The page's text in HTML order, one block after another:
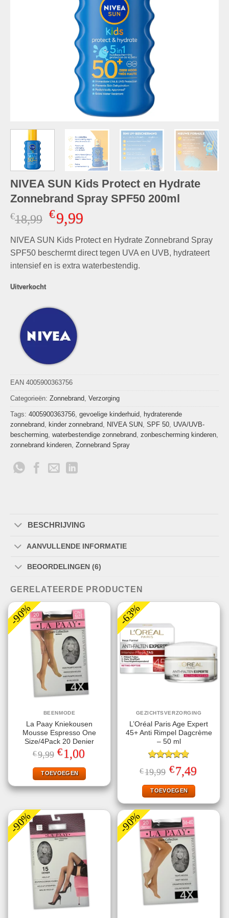
NIVEA SUN Kids Protect en Hydrate
Zonnebrand Spray SPF50 200ml
€18,99 Oorspronkelijke
prijs
was:
€18,99.
€9,99Huidige
is:
€9,99.
NIVEA SUN Kids Protect en Hydrate Zonnebrand Spray
SPF50 beschermt direct tegen UVA en UVB, hydrateert
intensief en is extra waterbestendig.
Uitverkocht
EAN 4005900363756
Categorieën: Zonnebrand, Verzorging
Tags: 4005900363756, gevoelige kinderhuid, hydraterende
zonnebrand, kinder zonnebrand, NIVEA SUN, SPF 50, UVA/UVB-
bescherming, waterbestendige zonnebrand, zonbescherming kinderen,
zonnebrand kinderen, Zonnebrand Spray
BESCHRIJVING
AANVULLENDE INFORMATIE
BEOORDELINGEN (6)
GERELATEERDE PRODUCTEN
-90%
BEENMODE
La Paay Kniekousen
Mousse Espresso One
Size/4Pack 20 Denier
€9,99 Oorspronkelijke
prijs
was:
€9,99.
€1,00
is:
€1,00.
TOEVOEGEN
-63%
GEZICHTSVERZORGING
L’Oréal Paris Age Expert
45+ Anti Rimpel Dagcrème
– 50 ml
Gewaardeerd
4.80uit 5
€19,99 Oorspronkelijke
prijs
was:
€19,99.
€7,49Huidige
prijs
TOEVOEGEN
-90% -90%